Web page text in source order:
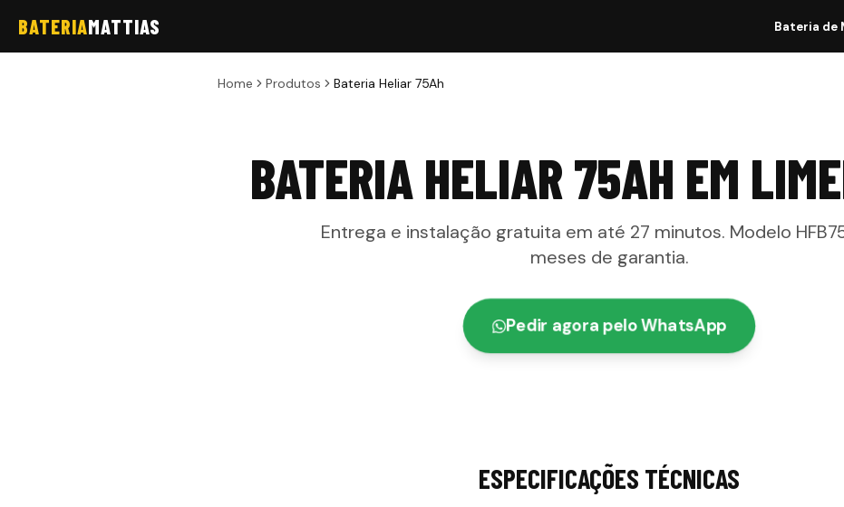
BATERIAMATTIAS Bateria de
Home Produtos Bateria Heliar 75Ah
BATERIA HELIAR 75AH EM
Entrega e instalação gratuita em até 27 minutos. Modelo
meses de garantia.
Pedir agora pelo WhatsApp
ESPECIFICAÇÕES TÉCNICAS